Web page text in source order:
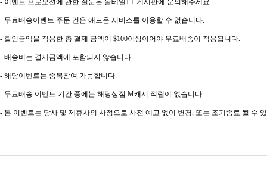
- 이벤트 프로모션에 관한 질문은 몰테일1:1 게시판에 문의해주세요.
- 무료배송이벤트 주문 건은 애드온 서비스를 이용할 수 없습니다.
- 할인금액을 적용한 총 결제 금액이 $100이상이어야 무료배송이 적용됩니다.
- 배송비는 결제금액에 포함되지 않습니다
- 해당이벤트는 중복참여 가능합니다.
- 무료배송 이벤트 기간 중에는 해당상점 M캐시 적립이 없습니다
- 본 이벤트는 당사 및 제휴사의 사정으로 사전 예고 없이 변경, 또는 조기종료 될 수